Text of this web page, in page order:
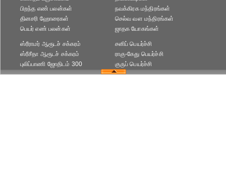
பிறந்த எண் பலன்கள்
தினசரி ஹோரைகள்
பெயர் எண் பலன்கள்
நவக்கிரக மந்திரங்கள்
செல்வ வள மந்திரங்கள்
ஜாதக யோகங்கள்
ஸ்ரீராமர் ஆரூடச் சக்கரம்
ஸ்ரீசீதா ஆரூடச் சக்கரம்
புலிப்பாணி ஜோதிடம் 300
சனிப் பெயர்ச்சி
ராகு-கேது பெயர்ச்சி
குருப் பெயர்ச்சி